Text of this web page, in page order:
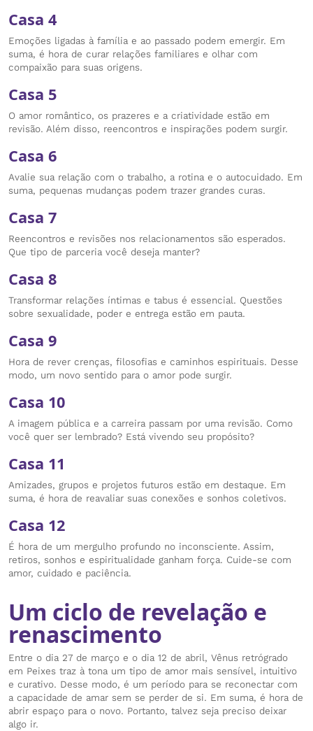
Casa 4
Emoções ligadas à família e ao passado podem emergir. Em
suma, é hora de curar relações familiares e olhar com
compaixão para suas origens.
Casa 5
O amor romântico, os prazeres e a criatividade estão em
revisão. Além disso, reencontros e inspirações podem surgir.
Casa 6
Avalie sua relação com o trabalho, a rotina e o autocuidado. Em
suma, pequenas mudanças podem trazer grandes curas.
Casa 7
Reencontros e revisões nos relacionamentos são esperados.
Que tipo de parceria você deseja manter?
Casa 8
Transformar relações íntimas e tabus é essencial. Questões
sobre sexualidade, poder e entrega estão em pauta.
Casa 9
Hora de rever crenças, filosofias e caminhos espirituais. Desse
modo, um novo sentido para o amor pode surgir.
Casa 10
A imagem pública e a carreira passam por uma revisão. Como
você quer ser lembrado? Está vivendo seu propósito?
Casa 11
Amizades, grupos e projetos futuros estão em destaque. Em
suma, é hora de reavaliar suas conexões e sonhos coletivos.
Casa 12
É hora de um mergulho profundo no inconsciente. Assim,
retiros, sonhos e espiritualidade ganham força. Cuide-se com
amor, cuidado e paciência.
Um ciclo de revelação e
renascimento
Entre o dia 27 de março e o dia 12 de abril, Vênus retrógrado
em Peixes traz à tona um tipo de amor mais sensível, intuitivo
e curativo. Desse modo, é um período para se reconectar com
a capacidade de amar sem se perder de si. Em suma, é hora de
abrir espaço para o novo. Portanto, talvez seja preciso deixar
algo ir.